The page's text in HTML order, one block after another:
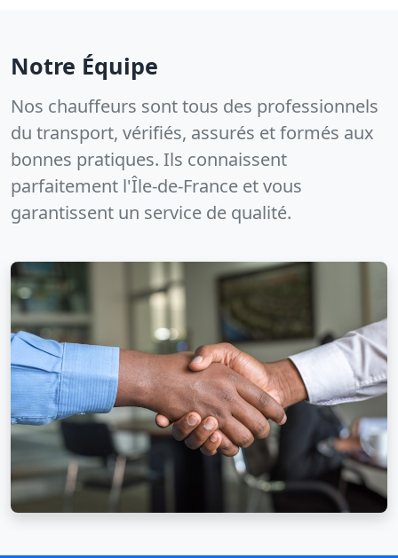
Notre Équipe
Nos chauffeurs sont tous des professionnels
du transport, vérifiés, assurés et formés aux
bonnes pratiques. Ils connaissent
parfaitement l'Île-de-France et vous
garantissent un service de qualité.